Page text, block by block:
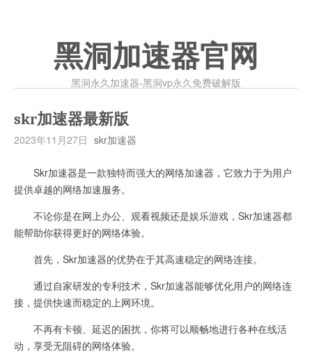
黑洞加速器官网
黑洞永久加速器-黑洞vp永久免费破解版
skr加速器最新版
2023年11月27日 skr加速器
Skr加速器是一款独特而强大的网络加速器，它致力于为用户
提供卓越的网络加速服务。
不论你是在网上办公、观看视频还是娱乐游戏，Skr加速器都
能帮助你获得更好的网络体验。
首先，Skr加速器的优势在于其高速稳定的网络连接。
通过自家研发的专利技术，Skr加速器能够优化用户的网络连
接，提供快速而稳定的上网环境。
不再有卡顿、延迟的困扰，你将可以顺畅地进行各种在线活
动，享受无阻碍的网络体验。